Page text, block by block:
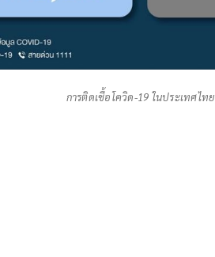
การติดเชื้อโควิด-19 ในประเทศไทย